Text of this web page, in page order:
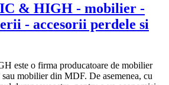
& HIGH - mobilier -
- accesorii perdele si
este o firma producatoare de mobilier
mobilier din MDF. De asemenea, cu